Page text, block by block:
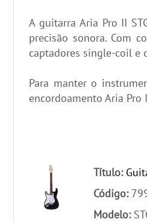
A guitarra Aria Pro II
precisão sonora. Com
captadores single-coil e
Para manter o
encordoamento Aria
Título:
Código:
Modelo: